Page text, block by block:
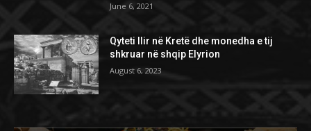
June 6, 2021
Qyteti Ilir në Kretë dhe monedha e tij
shkruar në shqip Elyrion
August 6, 2023